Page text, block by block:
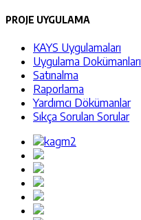
PROJE UYGULAMA
KAYS Uygulamaları
Uygulama Dokümanları
Satınalma
Raporlama
Yardımcı Dökümanlar
Sıkça Sorulan Sorular